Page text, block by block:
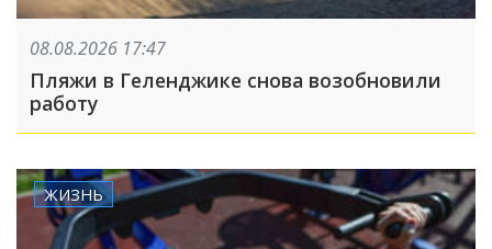
08.08.2026 17:47
Пляжи в Геленджике снова возобновили
работу
ЖИЗНЬ